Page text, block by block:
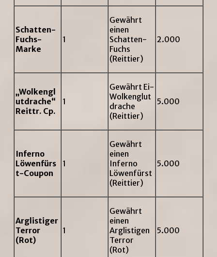
Schatten-
Fuchs-
Marke
1
Gewährt
einen
Schatten-
Fuchs
(Reittier)
2.000
„Wolkengl
utdrache“
Reittr. Cp.
1
Gewährt Ei-
Wolkenglut
drache
(Reittier)
5.000
Inferno
Löwenfürs
t-Coupon
1
Gewährt
einen
Inferno
Löwenfürst
(Reittier)
5.000
Arglistiger
Terror
(Rot)
1
Gewährt
einen
Arglistigen
Terror
(Rot)
5.000